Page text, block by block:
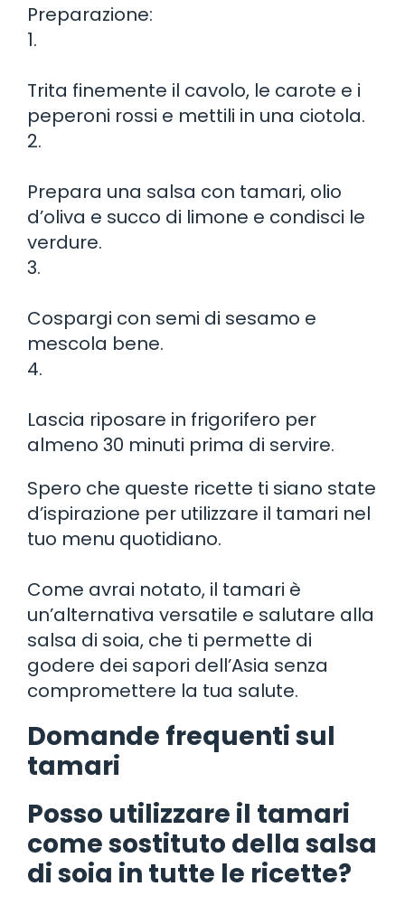
Preparazione:
1.
Trita finemente il cavolo, le carote e i
peperoni rossi e mettili in una ciotola.
2.
Prepara una salsa con tamari, olio
d’oliva e succo di limone e condisci le
verdure.
3.
Cospargi con semi di sesamo e
mescola bene.
4.
Lascia riposare in frigorifero per
almeno 30 minuti prima di servire.
Spero che queste ricette ti siano state
d’ispirazione per utilizzare il tamari nel
tuo menu quotidiano.
Come avrai notato, il tamari è
un’alternativa versatile e salutare alla
salsa di soia, che ti permette di
godere dei sapori dell’Asia senza
compromettere la tua salute.
Domande frequenti sul
tamari
Posso utilizzare il tamari
come sostituto della salsa
di soia in tutte le ricette?